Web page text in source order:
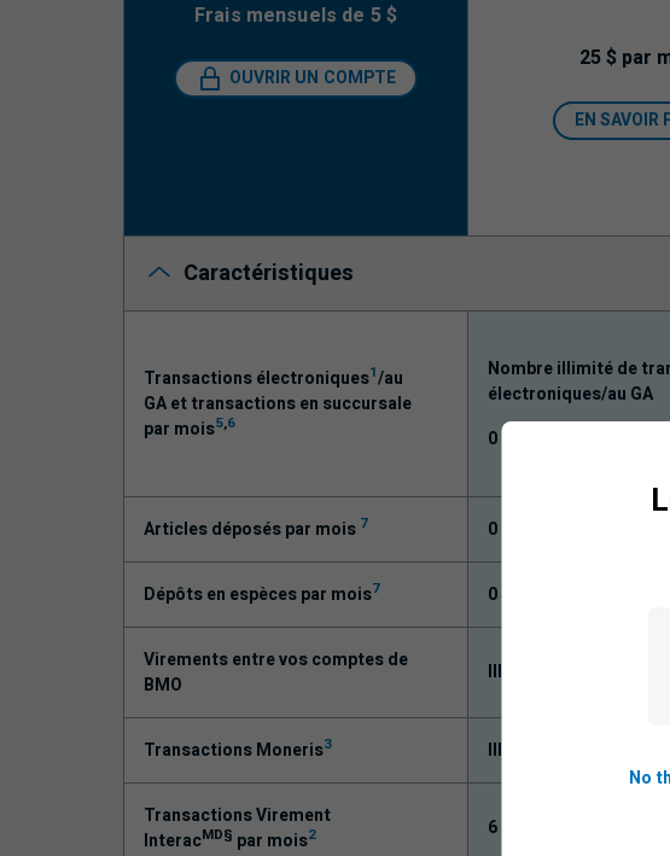
Frais mensuels de 5 $
OUVRIR UN COMPTE
25 $ par
EN SAVOIR
Caractéristiques
Transactions électroniques1/au
GA et transactions en succursale
par mois5,6
Nombre illimité de
électroniques/au GA
0 transaction en
Articles déposés par mois 7 0
Dépôts en espèces par mois7 0 $
Virements entre vos comptes de
BMO
Illimité
Transactions Moneris3 Illimité
Transactions Virement
InteracMD§ par mois2 6
No